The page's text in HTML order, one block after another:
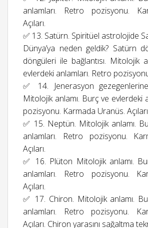
anlamları. Retro pozisyonu.
Açıları.
✅ 13. Satürn. Spiritüel astrolojide
Dünya’ya neden geldik? Satürn
döngüleri ile bağlantısı. Mitolojik
evlerdeki anlamları. Retro
✅ 14. Jenerasyon
Mitolojik anlamı. Burç ve evlerdeki
pozisyonu. Karmada Uranüs.
✅ 15. Neptün. Mitolojik anlamı.
anlamları. Retro pozisyonu.
Açıları.
✅ 16. Plüton Mitolojik anlamı.
anlamları. Retro pozisyonu.
Açıları.
✅ 17. Chiron. Mitolojik anlamı.
anlamları. Retro pozisyonu.
Açıları. Chiron yarasını sağaltma